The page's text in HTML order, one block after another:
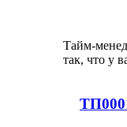
Тайм-
так, что у